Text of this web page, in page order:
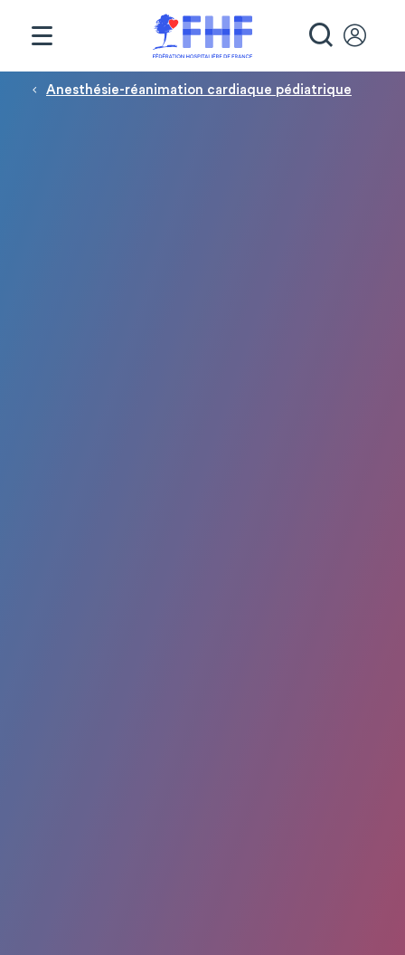
Fil d'Ariane
Anesthésie-réanimation cardiaque pédiatrique
Panneau de gestion des cookies